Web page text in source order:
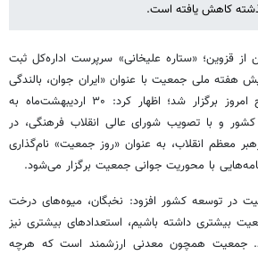
از قزوین؛ «ستاره علیخانی» سرپرست اداره‌کل ثبت
هفته ملی جمعیت با عنوان «ایران جوان، بالندگی
امروز؛ اقتدار فردا» که صبح امروز برگزار شد؛ اظهار کرد: ۳۰ اردیبهشت‌ماه به
کشور و با تصویب شورای عالی انقلاب فرهنگی، در
معظم انقلاب، به عنوان «روز جمعیت» نام‌گذاری
با محوریت جوانی جمعیت برگزار می‌شود.
در توسعه کشور افزود: نخبگان، میوه‌های درخت
بیشتری داشته باشیم، استعدادهای بیشتری نیز
جمعیت همچون معدنی ارزشمند است که هرچه